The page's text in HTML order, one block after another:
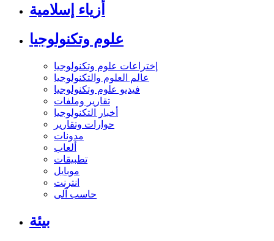
أزياء إسلامية
علوم وتكنولوجيا
إختراعات علوم وتكنولوجيا
عالم العلوم والتكنولوجيا
فيديو علوم وتكنولوجيا
تقارير وملفات
أخبار التكنولوجيا
حوارات وتقارير
مدونات
ألعاب
تطبيقات
موبايل
انترنت
حاسب آلى
بيئة